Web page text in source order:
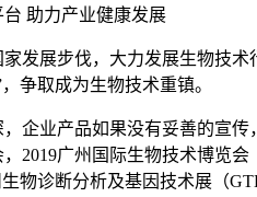
助力产业健康发展
发展步伐，大力发展生物技
争取成为生物技术重镇。
企业产品如果没有妥善的宣
2019广州国际生物技术博览
生物诊断分析及基因技术展（